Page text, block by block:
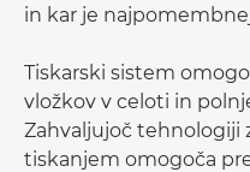
in kar je
Tiskarski sistem
vložkov v celoti in
Zahvaljujoč tehnologiji
tiskanjem omogoča